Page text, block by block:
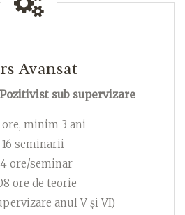
Avansat
sub supervizare
minim 3 ani
seminarii
ore/seminar
ore de teorie
anul V și VI)